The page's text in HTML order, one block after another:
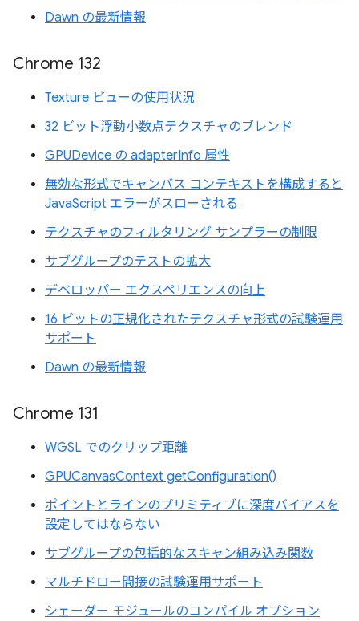
Dawn の最新情報
Chrome 132
Texture ビューの使用状況
32 ビット浮動小数点テクスチャのブレンド
GPUDevice の adapterInfo 属性
無効な形式でキャンバス コンテキストを構成すると
JavaScript エラーがスローされる
テクスチャのフィルタリング サンプラーの制限
サブグループのテストの拡大
デベロッパー エクスペリエンスの向上
16 ビットの正規化されたテクスチャ形式の試験運用
サポート
Dawn の最新情報
Chrome 131
WGSL でのクリップ距離
GPUCanvasContext getConfiguration()
ポイントとラインのプリミティブに深度バイアスを
設定してはならない
サブグループの包括的なスキャン組み込み関数
マルチドロー間接の試験運用サポート
シェーダー モジュールのコンパイル オプション